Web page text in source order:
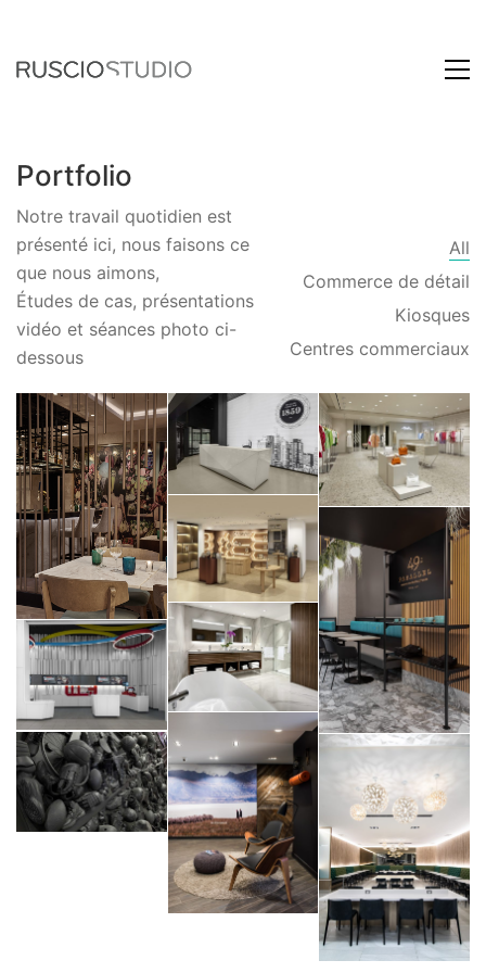
Portfolio
Notre travail quotidien est
présenté ici, nous faisons ce
que nous aimons,
Études de cas, présentations
vidéo et séances photo ci-
dessous
All
Commerce de détail
Kiosques
Centres commerciaux